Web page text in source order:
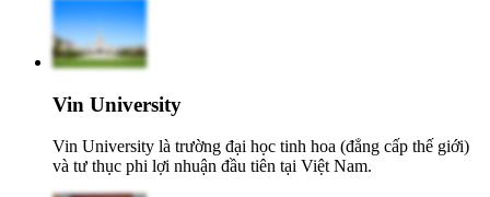
Vin University
Vin University là trường đại học tinh hoa (đẳng cấp thế giới)
và tư thục phi lợi nhuận đầu tiên tại Việt Nam.